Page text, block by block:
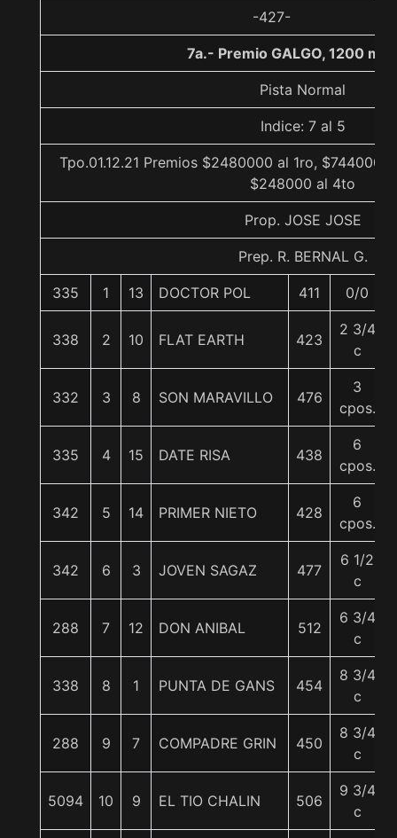
-427-
7a.- Premio GALGO, 1200
Pista Normal
Indice: 7 al 5
Tpo.01.12.21 Premios $2480000 al 1ro, $744000
$248000 al 4to
Prop. JOSE JOSE
Prep. R. BERNAL G.
335 1 13 DOCTOR POL 411 0/0
338 2 10 FLAT EARTH 423
2 3/4
c
332 3 8 SON MARAVILLO 476
3
cpos.
335 4 15 DATE RISA 438
6
cpos.
342 5 14 PRIMER NIETO 428
6
cpos.
342 6 3 JOVEN SAGAZ 477
6 1/2
c
288 7 12 DON ANIBAL 512
6 3/4
c
338 8 1 PUNTA DE GANS 454
8 3/4
c
288 9 7 COMPADRE GRIN 450
8 3/4
c
5094 10 9 EL TIO CHALIN 506
9 3/4
c